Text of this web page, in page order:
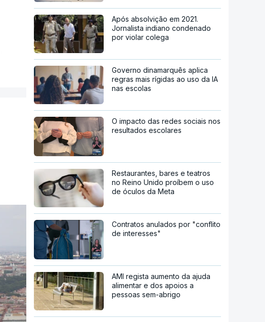
Após absolvição em 2021.
Jornalista indiano condenado
por violar colega
Governo dinamarquês aplica
regras mais rígidas ao uso da IA
nas escolas
O impacto das redes sociais nos
resultados escolares
Restaurantes, bares e teatros
no Reino Unido proíbem o uso
de óculos da Meta
Contratos anulados por "conflito
de interesses"
AMI regista aumento da ajuda
alimentar e dos apoios a
pessoas sem-abrigo